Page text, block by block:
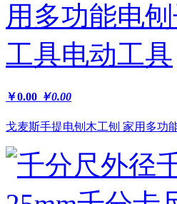
￥0.00 ￥0.00
戈麦斯手提电刨木工刨 家用多功